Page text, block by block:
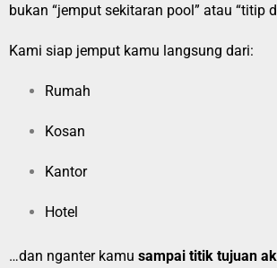
bukan “jemput sekitaran pool” atau “titip
Kami siap jemput kamu langsung dari:
Rumah
Kosan
Kantor
Hotel
…dan nganter kamu sampai titik tujuan